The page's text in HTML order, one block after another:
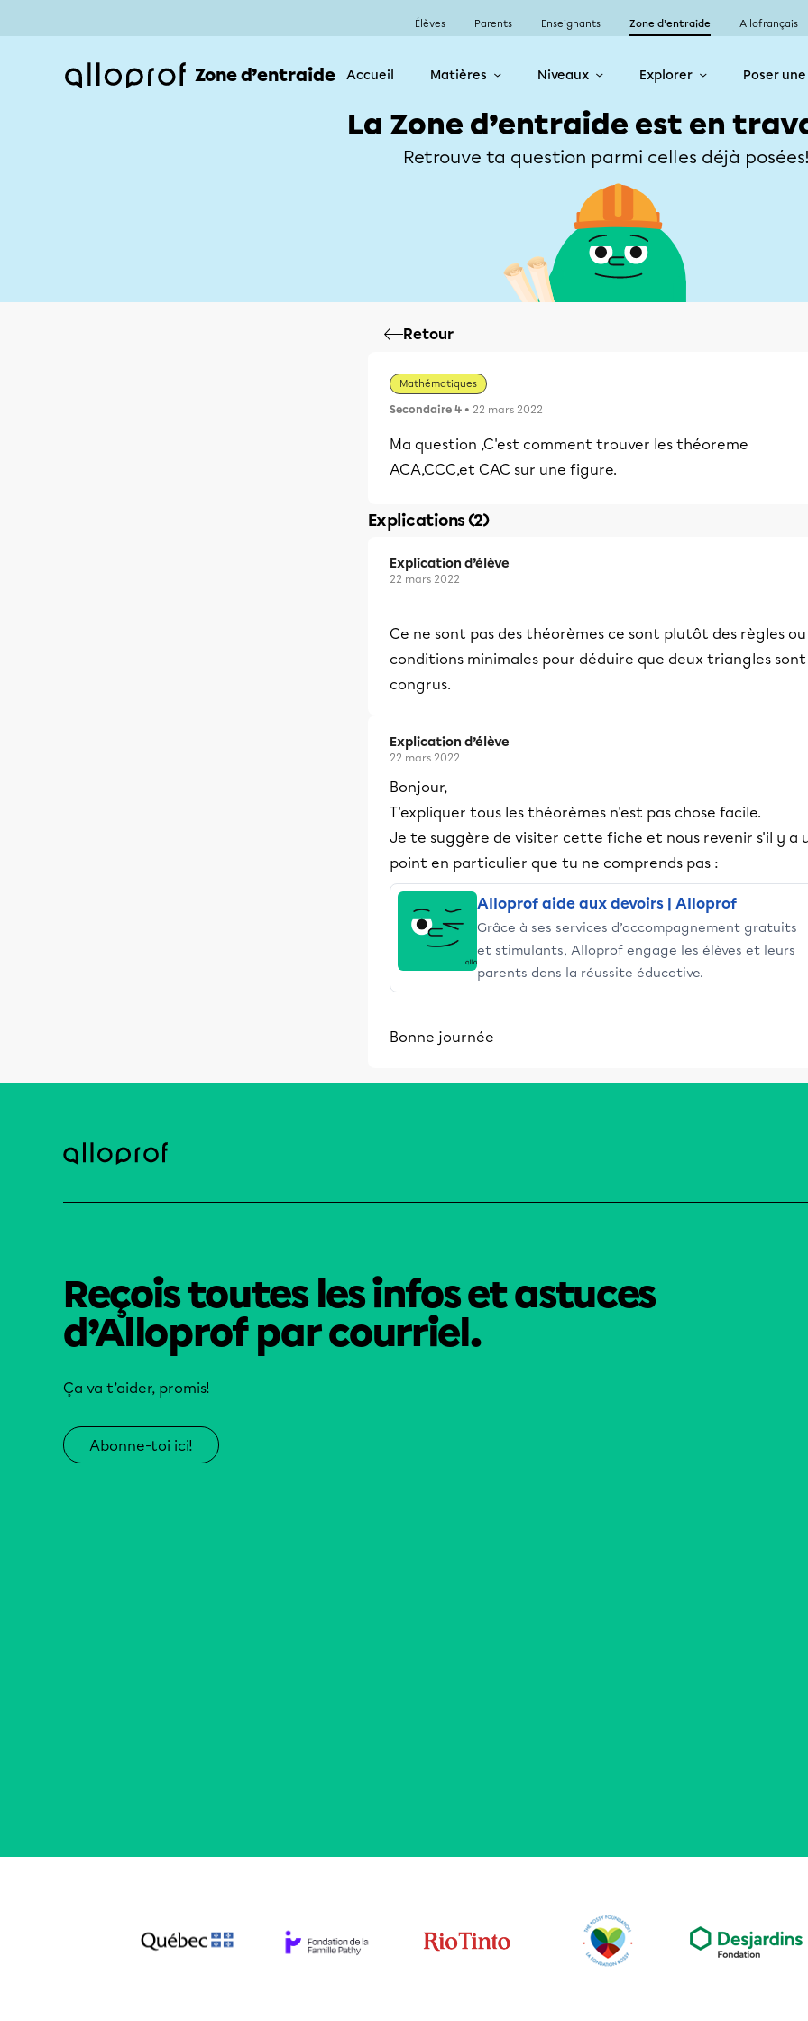
Élèves Parents Enseignants Zone d’entraide Allofrançais
Zone d’entraide Accueil Matières Niveaux Explorer Poser
La Zone d’entraide est en
Retrouve ta question parmi celles déjà
Retour
Mathématiques
Secondaire 4 • 22 mars 2022
Ma question ,C'est comment trouver les théoreme
ACA,CCC,et CAC sur une figure.
Explications (2)
Explication d’élève
22 mars 2022
Ce ne sont pas des théorèmes ce sont plutôt des règles ou
conditions minimales pour déduire que deux triangles sont
congrus.
Explication d’élève
22 mars 2022
Bonjour,
T'expliquer tous les théorèmes n'est pas chose facile.
Je te suggère de visiter cette fiche et nous revenir s'il y a
point en particulier que tu ne comprends pas :
Alloprof aide aux devoirs | Alloprof
Grâce à ses services d’accompagnement gratuits
et stimulants, Alloprof engage les élèves et leurs
parents dans la réussite éducative.
Bonne journée
Reçois toutes les infos et astuces
d’Alloprof par courriel.
Ça va t’aider, promis!
Abonne-toi ici!